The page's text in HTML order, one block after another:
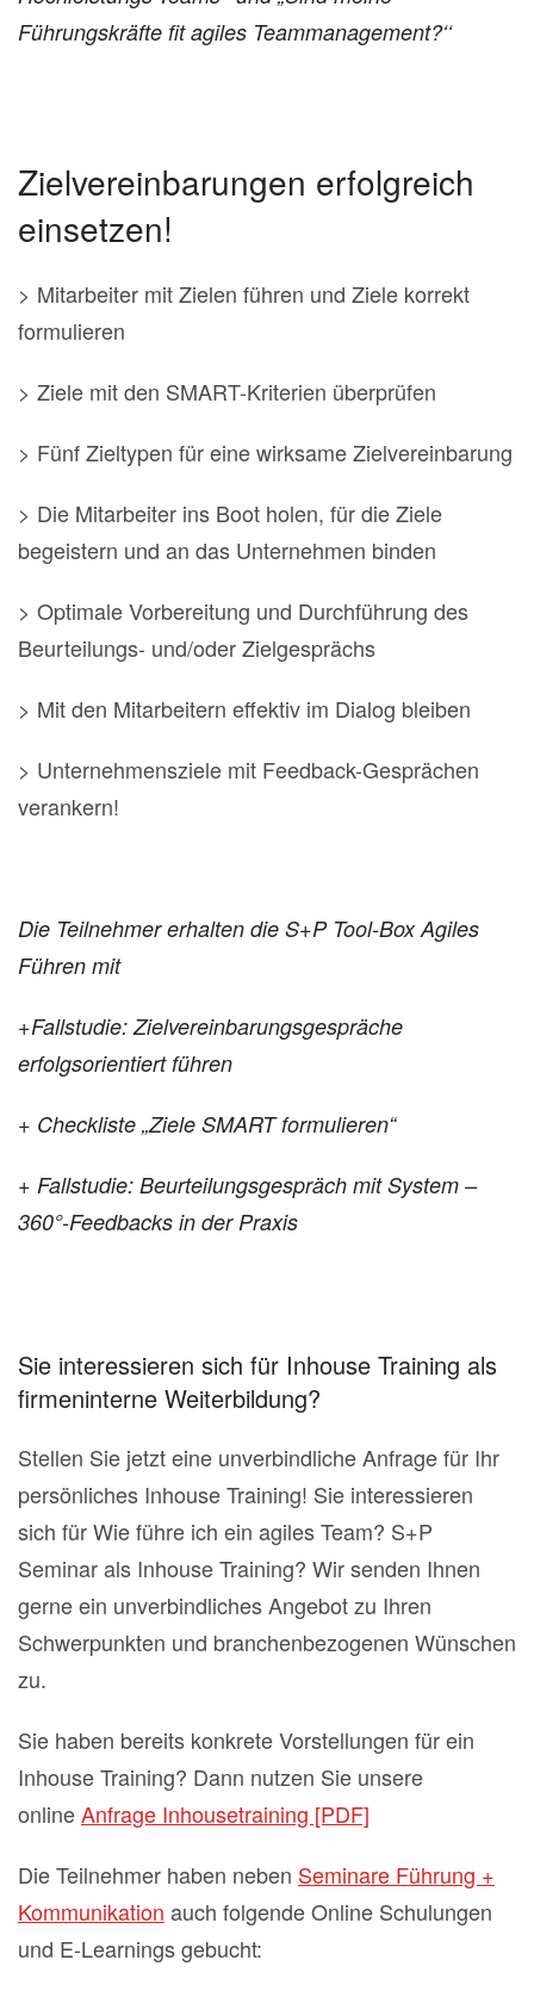
Führungskräfte fit agiles Teammanagement?‘‘
Zielvereinbarungen erfolgreich
einsetzen!
> Mitarbeiter mit Zielen führen und Ziele korrekt
formulieren
> Ziele mit den SMART-Kriterien überprüfen
> Fünf Zieltypen für eine wirksame Zielvereinbarung
> Die Mitarbeiter ins Boot holen, für die Ziele
begeistern und an das Unternehmen binden
> Optimale Vorbereitung und Durchführung des
Beurteilungs- und/oder Zielgesprächs
> Mit den Mitarbeitern effektiv im Dialog bleiben
> Unternehmensziele mit Feedback-Gesprächen
verankern!
Die Teilnehmer erhalten die S+P Tool-Box Agiles
Führen mit
+Fallstudie: Zielvereinbarungsgespräche
erfolgsorientiert führen
+ Checkliste „Ziele SMART formulieren“
+ Fallstudie: Beurteilungsgespräch mit System –
360°-Feedbacks in der Praxis
Sie interessieren sich für Inhouse Training als
firmeninterne Weiterbildung?
Stellen Sie jetzt eine unverbindliche Anfrage für Ihr
persönliches Inhouse Training! Sie interessieren
sich für Wie führe ich ein agiles Team? S+P
Seminar als Inhouse Training? Wir senden Ihnen
gerne ein unverbindliches Angebot zu Ihren
Schwerpunkten und branchenbezogenen Wünschen
zu.
Sie haben bereits konkrete Vorstellungen für ein
Inhouse Training? Dann nutzen Sie unsere
onlineAnfrage Inhousetraining [PDF]
Die Teilnehmer haben neben Seminare Führung +
Kommunikation auch folgende Online Schulungen
und E-Learnings gebucht: